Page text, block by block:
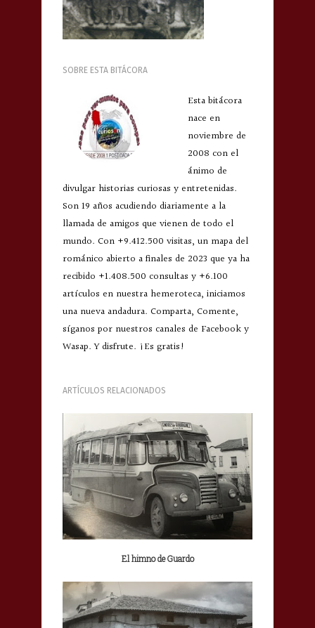
SOBRE ESTA BITÁCORA
Esta bitácora
nace en
noviembre de
2008 con el
ánimo de
divulgar historias curiosas y entretenidas.
Son 19 años acudiendo diariamente a la
llamada de amigos que vienen de todo el
mundo. Con +9.412.500 visitas, un mapa del
románico abierto a finales de 2023 que ya ha
recibido +1.408.500 consultas y +6.100
artículos en nuestra hemeroteca, iniciamos
una nueva andadura. Comparta, Comente,
síganos por nuestros canales de Facebook y
Wasap. Y disfrute. ¡Es gratis!
ARTÍCULOS RELACIONADOS
El himno de Guardo